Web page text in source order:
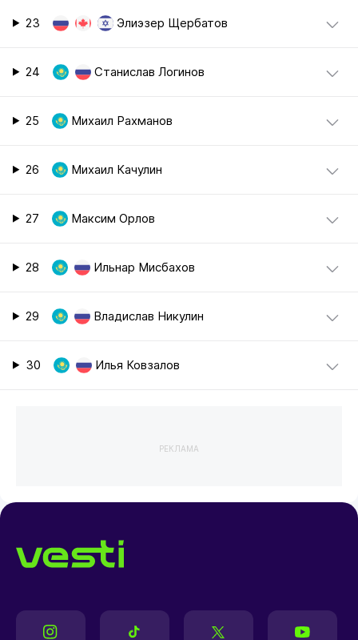
23 Элиэзер Щербатов
24 Станислав Логинов
25 Михаил Рахманов
26 Михаил Качулин
27 Максим Орлов
28 Ильнар Мисбахов
29 Владислав Никулин
30 Илья Ковзалов
РЕКЛАМА